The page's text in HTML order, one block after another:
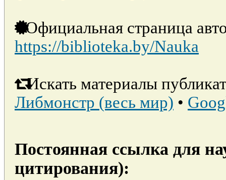
Официальная страница
https://biblioteka.by/Nauka
Искать материалы
Либмонстр (весь мир) •
Постоянная ссылка для
цитирования):